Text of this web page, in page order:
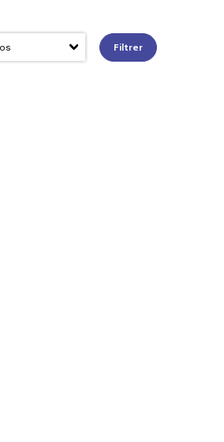
Filtrer